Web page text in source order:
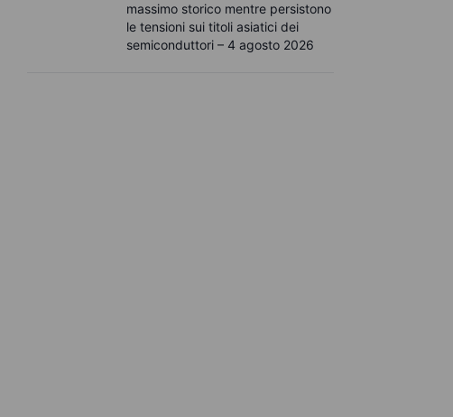
massimo storico mentre persistono
le tensioni sui titoli asiatici dei
semiconduttori – 4 agosto 2026